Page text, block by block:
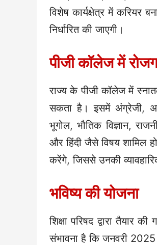
विशेष कार्यक्षेत्र में करियर
निर्धारित की जाएगी।
पीजी कॉलेज में
राज्य के पीजी कॉलेज में
सकता है। इसमें अंग्रेजी,
भूगोल, भौतिक विज्ञान,
और हिंदी जैसे विषय शामिल
करेंगे, जिससे उनकी
भविष्य की योजना
शिक्षा परिषद द्वारा
संभावना है कि जनवरी 2025